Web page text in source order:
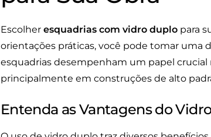
Escolher esquadrias com vidro duplo para
orientações práticas, você pode tomar uma
esquadrias desempenham um papel
principalmente em construções de alto
Entenda as Vantagens do